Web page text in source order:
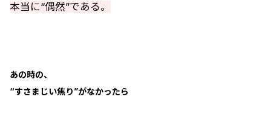
本当に“偶然”である。
あの時の、
“すさまじい焦り”がなかったら